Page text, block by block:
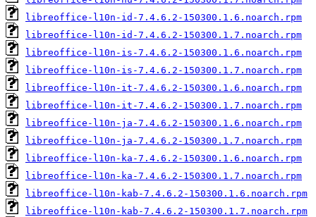
libreoffice-l10n-id-7.4.6.2-150300.1.6.noarch.rpm
libreoffice-l10n-id-7.4.6.2-150300.1.7.noarch.rpm
libreoffice-l10n-is-7.4.6.2-150300.1.6.noarch.rpm
libreoffice-l10n-is-7.4.6.2-150300.1.7.noarch.rpm
libreoffice-l10n-it-7.4.6.2-150300.1.6.noarch.rpm
libreoffice-l10n-it-7.4.6.2-150300.1.7.noarch.rpm
libreoffice-l10n-ja-7.4.6.2-150300.1.6.noarch.rpm
libreoffice-l10n-ja-7.4.6.2-150300.1.7.noarch.rpm
libreoffice-l10n-ka-7.4.6.2-150300.1.6.noarch.rpm
libreoffice-l10n-ka-7.4.6.2-150300.1.7.noarch.rpm
libreoffice-l10n-kab-7.4.6.2-150300.1.6.noarch.rpm
libreoffice-l10n-kab-7.4.6.2-150300.1.7.noarch.rpm